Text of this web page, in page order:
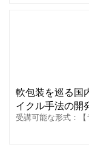
軟包装を巡る国
イクル手法の開
受講可能な形式：